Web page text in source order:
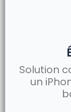
Solution
un